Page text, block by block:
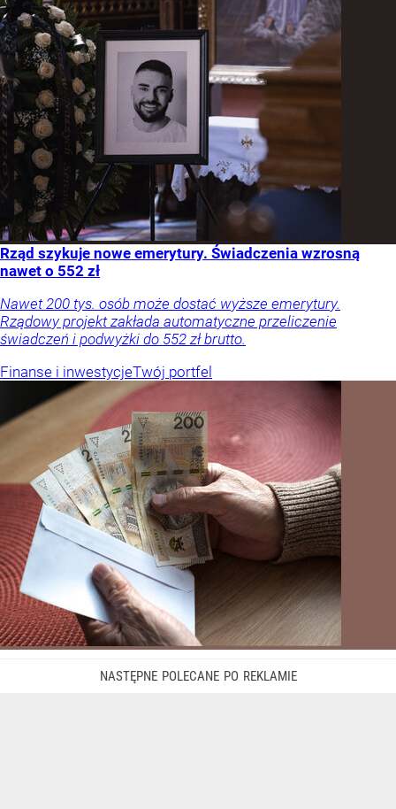
Rząd szykuje nowe emerytury. Świadczenia wzrosną
nawet o 552 zł
Nawet 200 tys. osób może dostać wyższe emerytury.
Rządowy projekt zakłada automatyczne przeliczenie
świadczeń i podwyżki do 552 zł brutto.
Finanse i inwestycjeTwój portfel